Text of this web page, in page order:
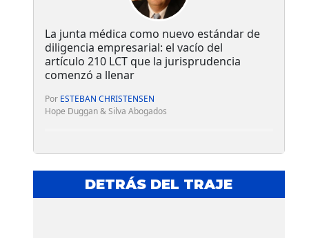
La junta médica como nuevo estándar de
diligencia empresarial: el vacío del
artículo 210 LCT que la jurisprudencia
comenzó a llenar
Por ESTEBAN CHRISTENSEN
Hope Duggan & Silva Abogados
DETRÁS DEL TRAJE